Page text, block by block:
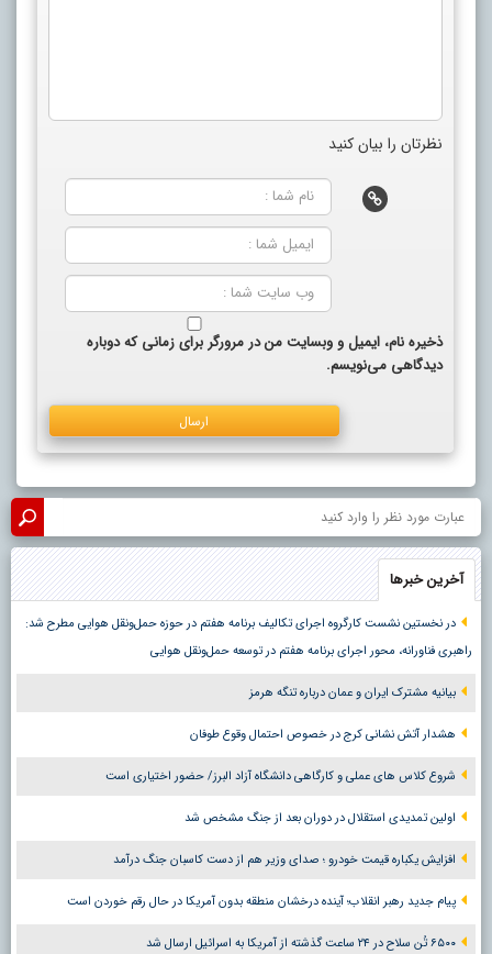
نظرتان را بیان کنید
ذخیره نام، ایمیل و وبسایت من در مرورگر برای زمانی که دوباره
دیدگاهی می‌نویسم.
آخرین خبرها
در نخستین نشست کارگروه اجرای تکالیف برنامه هفتم در حوزه حمل‌ونقل هوایی مطرح شد:
راهبری فناورانه، محور اجرای برنامه هفتم در توسعه حمل‌ونقل هوایی
بیانیه مشترک ایران و عمان درباره تنگه هرمز
هشدار آتش نشانی کرج در خصوص احتمال وقوع طوفان
شروع کلاس های عملی و کارگاهی دانشگاه آزاد البرز/ حضور اختیاری است
اولین تمدیدی استقلال در دوران بعد از جنگ مشخص شد
افزایش یکباره قیمت خودرو ؛ صدای وزیر هم از دست کاسبان جنگ درآمد
پیام جدید رهبر انقلاب؛ آینده درخشان منطقه بدون آمریکا در حال رقم خوردن است
۶۵۰۰ تُن سلاح در ۲۴ ساعت گذشته از آمریکا به اسرائیل ارسال شد